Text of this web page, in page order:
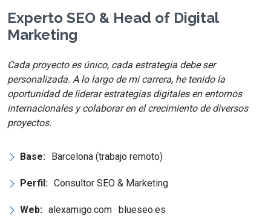
Experto SEO & Head of Digital
Marketing
Cada proyecto es único, cada estrategia debe ser
personalizada. A lo largo de mi carrera, he tenido la
oportunidad de liderar estrategias digitales en entornos
internacionales y colaborar en el crecimiento de diversos
proyectos.
Base: Barcelona (trabajo remoto)
Perfil: Consultor SEO & Marketing
Web: alexamigo.com · blueseo.es